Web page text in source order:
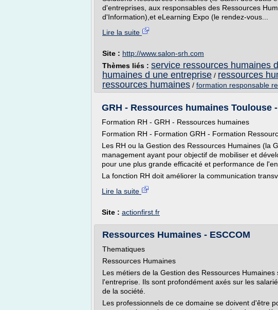
d'entreprises, aux responsables des Ressources
d'Information),et eLearning Expo (le rendez-vous...
Lire la suite
Site : http://www.salon-srh.com
Thèmes liés : service ressources humaines
humaines d une entreprise / ressources
ressources humaines / formation responsable
GRH - Ressources humaines Toulouse
Formation RH - GRH - Ressources humaines
Formation RH - Formation GRH - Formation
Les RH ou la Gestion des Ressources Humaines (la
management ayant pour objectif de mobiliser et
pour une plus grande efficacité et performance de
La fonction RH doit améliorer la communication
Lire la suite
Site : actionfirst.fr
Ressources Humaines - ESCCOM
Thematiques
Ressources Humaines
Les métiers de la Gestion des Ressources
l'entreprise. Ils sont profondément axés sur les
de la société.
Les professionnels de ce domaine se doivent d'être